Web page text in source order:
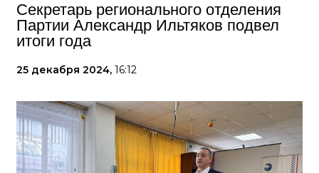
Секретарь регионального отделения
Партии Александр Ильтяков подвел
итоги года
25 декабря 2024, 16:12